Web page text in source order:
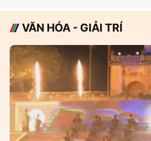
VĂN HÓA - GIẢI TRÍ